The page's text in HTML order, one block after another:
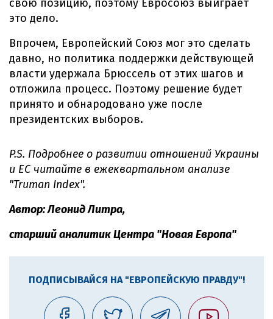
свою позицию, поэтому Евросоюз выиграет
это дело.
Впрочем, Европейский Союз мог это сделать
давно, но политика поддержки действующей
власти удержала Брюссель от этих шагов и
отложила процесс. Поэтому решение будет
принято и обнародовано уже после
президентских выборов.
P.S. Подробнее о развитии отношений Украины
и ЕС читайте в ежеквартальном анализе
"Truman Index".
Автор: Леонид Литра,
старший аналитик Центра "Новая Европа"
ПОДПИСЫВАЙСЯ НА "ЕВРОПЕЙСКУЮ ПРАВДУ"!